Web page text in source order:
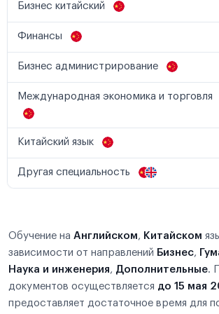
Бизнес китайский
Финансы
Бизнес администрирование
Международная экономика и торговля
Китайский язык
Другая специальность
Обучение на Английском, Китайском
зависимости от направлений Бизнес,
Наука и инженерия, Дополнительные.
документов осуществляется до 15 мая
предоставляет достаточное время для